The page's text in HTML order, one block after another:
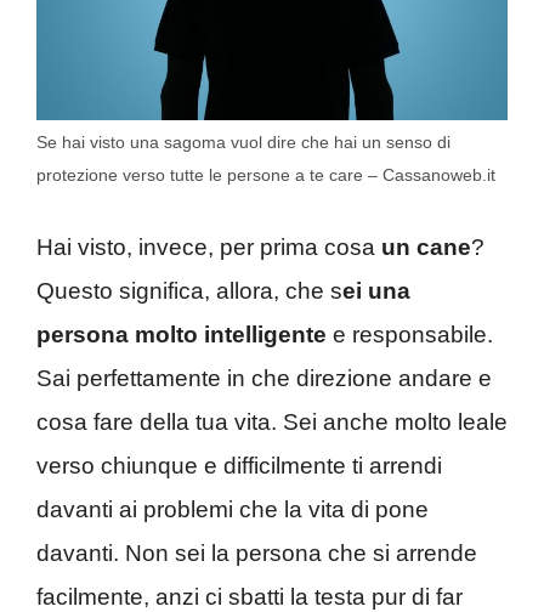
Se hai visto una sagoma vuol dire che hai un senso di
protezione verso tutte le persone a te care – Cassanoweb.it
Hai visto, invece, per prima cosa un cane?
Questo significa, allora, che sei una
persona molto intelligente e responsabile.
Sai perfettamente in che direzione andare e
cosa fare della tua vita. Sei anche molto leale
verso chiunque e difficilmente ti arrendi
davanti ai problemi che la vita di pone
davanti. Non sei la persona che si arrende
facilmente, anzi ci sbatti la testa pur di far